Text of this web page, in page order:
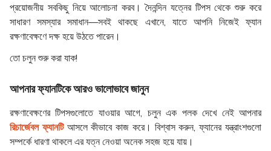
প্রয়োজনীয় সবকিছু নিয়ে আলোচনা করব। দৈনন্দিন যত্নের টিপস থেকে শুরু করে
সাধারণ সমস্যার সমাধান—সবই থাকছে এখানে, যাতে আপনি নিজেই ফ্যান
রক্ষণাবেক্ষণে দক্ষ হয়ে উঠতে পারেন।
তো চলুন শুরু করা যাক!
আপনার ফ্যানটিকে আরও ভালোভাবে জানুন
রক্ষণাবেক্ষণের টিপসগুলোতে যাওয়ার আগে, চলুন এক পলক দেখে নেই আপনার
রিচার্জেবল ফ্যানটিআসলে কীভাবে কাজ করে। বিশ্বাস করুন, ফ্যানের যন্ত্রাংশগুলো
সম্পর্কে ধারণা থাকলে এর যত্ন নেওয়া অনেক সহজ হয়ে যায়।